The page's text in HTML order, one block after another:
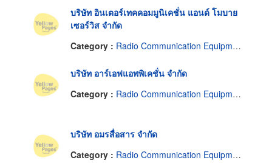
บริษัท อินเตอร์เทคคอมมูนิเคชั่น แอนด์ โมบาย
เซอร์วิส จำกัด
Category : Radio Communication Equipment & Systems
บริษัท อาร์เอฟแอพพิเคชั่น จำกัด
Category : Radio Communication Equipment & Systems
บริษัท อมรสื่อสาร จำกัด
Category : Radio Communication Equipment & Systems